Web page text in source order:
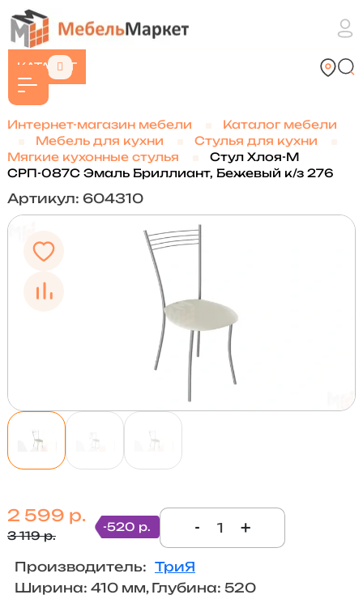
КАТАЛОГ
Интернет-магазин мебели
Каталог мебели
Мебель для кухни
Стулья для кухни
Мягкие кухонные стулья
Стул Хлоя-М
СРП-087С Эмаль Бриллиант, Бежевый к/з 276
Артикул: 604310
2 599 р.
3 119 р.
-520 р. - +
Производитель: ТриЯ
Ширина: 410 мм, Глубина: 520